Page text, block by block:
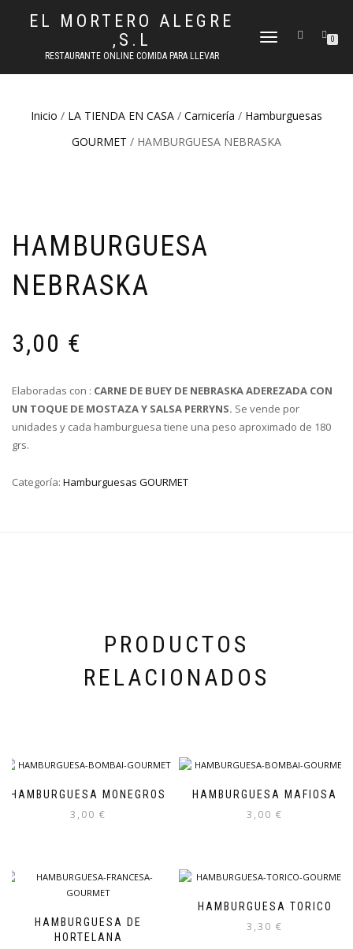
EL MORTERO ALEGRE
,S.L
RESTAURANTE ONLINE COMIDA PARA LLEVAR
CAMBIAR
0
Inicio / LA TIENDA EN CASA / Carnicería / Hamburguesas
GOURMET / HAMBURGUESA NEBRASKA
HAMBURGUESA
NEBRASKA
3,00 €
Elaboradas con : CARNE DE BUEY DE NEBRASKA ADEREZADA CON
UN TOQUE DE MOSTAZA Y SALSA PERRYNS. Se vende por
unidades y cada hamburguesa tiene una peso aproximado de 180
grs.
Categoría: Hamburguesas GOURMET
PRODUCTOS
RELACIONADOS
HAMBURGUESA MONEGROS
3,00 €
HAMBURGUESA MAFIOSA
3,00 €
HAMBURGUESA DE
HORTELANA
HAMBURGUESA TORICO
3,30 €